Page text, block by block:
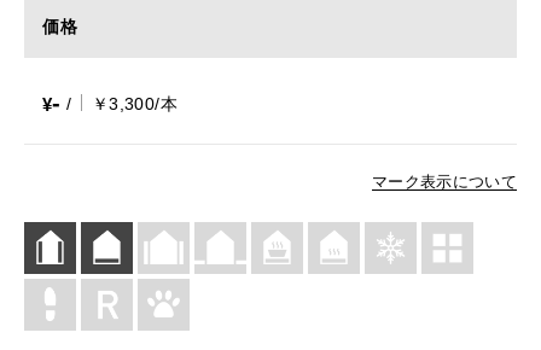
価格
¥- / ￥3,300/本
マーク表示について